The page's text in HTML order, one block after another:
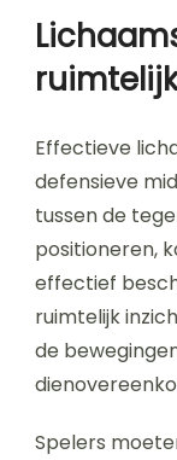
Effectieve
defensieve
tussen de
positioneren,
effectief
ruimtelijk
de
Spelers